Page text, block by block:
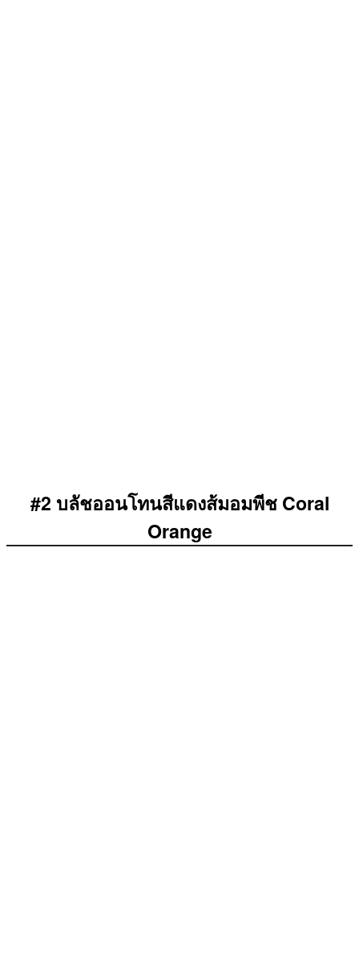
#2 บลัชออนโทนสีแดงส้มอมพีช Coral
Orange